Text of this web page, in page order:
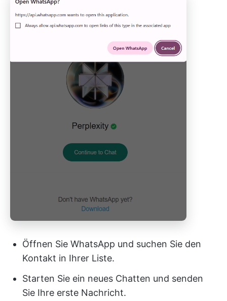
Öffnen Sie WhatsApp und suchen Sie den
Kontakt in Ihrer Liste.
Starten Sie ein neues Chatten und senden
Sie Ihre erste Nachricht.